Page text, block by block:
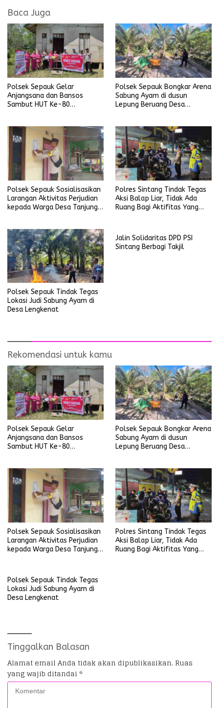
Baca Juga
Polsek Sepauk Gelar
Anjangsana dan Bansos
Sambut HUT Ke-80
Polsek Sepauk Bongkar Arena
Sabung Ayam di dusun
Lepung Beruang Desa
Polsek Sepauk Sosialisasikan
Larangan Aktivitas Perjudian
kepada Warga Desa Tanjung
Polres Sintang Tindak Tegas
Aksi Balap Liar, Tidak Ada
Ruang Bagi Aktifitas Yang
Polsek Sepauk Tindak Tegas
Lokasi Judi Sabung Ayam di
Desa Lengkenat
Jalin Solidaritas DPD PSI
Sintang Berbagi Takjil
Rekomendasi untuk kamu
Polsek Sepauk Gelar
Anjangsana dan Bansos
Sambut HUT Ke-80
Polsek Sepauk Bongkar Arena
Sabung Ayam di dusun
Lepung Beruang Desa
Polsek Sepauk Sosialisasikan
Larangan Aktivitas Perjudian
kepada Warga Desa Tanjung
Polres Sintang Tindak Tegas
Aksi Balap Liar, Tidak Ada
Ruang Bagi Aktifitas Yang
Polsek Sepauk Tindak Tegas
Lokasi Judi Sabung Ayam di
Desa Lengkenat
Tinggalkan Balasan
Alamat email Anda tidak akan dipublikasikan. Ruas
yang wajib ditandai *